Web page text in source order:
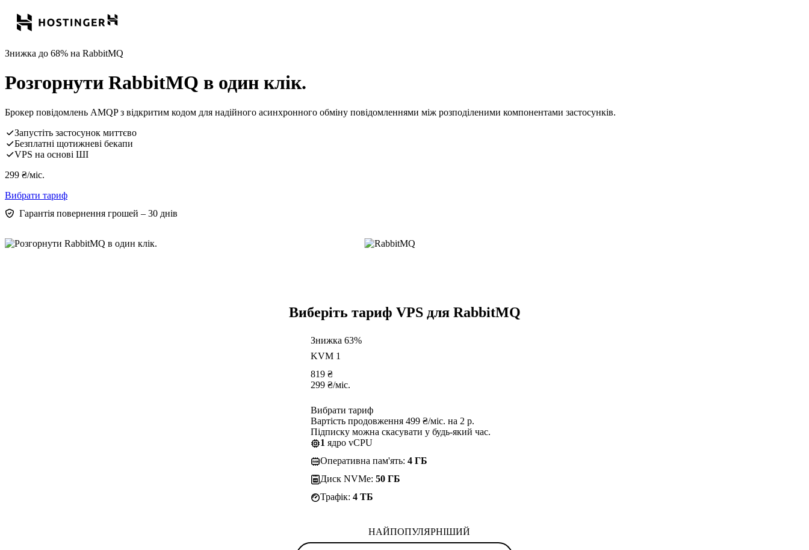
Знижка до 68% на RabbitMQ
Розгорнути RabbitMQ в один клік.
Брокер повідомлень AMQP з відкритим кодом для надійного асинхронного обміну повідомленнями між розподіленими компонентами застосунків.
Запустіть застосунок миттєво
Безплатні щотижневі бекапи
VPS на основі ШІ
299 ₴/міс.
Вибрати тариф
Гарантія повернення грошей – 30 днів
Виберіть тариф VPS для RabbitMQ
Знижка 63%
KVM 1
819 ₴
299 ₴/міс.
Вибрати тариф
Вартість продовження 499 ₴/міс. на 2 р.
Підписку можна скасувати у будь-який час.
1 ядро vCPU
Оперативна пам'ять: 4 ГБ
Диск NVMe: 50 ГБ
Трафік: 4 TБ
НАЙПОПУЛЯРНІШИЙ